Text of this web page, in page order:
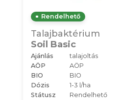
Rendelhető
Talajbaktérium
Soil Basic
Ajánlás
talajoltás
AÖP
AÖP
BIO
BIO
Dózis
1-3 l/ha
Státusz
Rendelhető